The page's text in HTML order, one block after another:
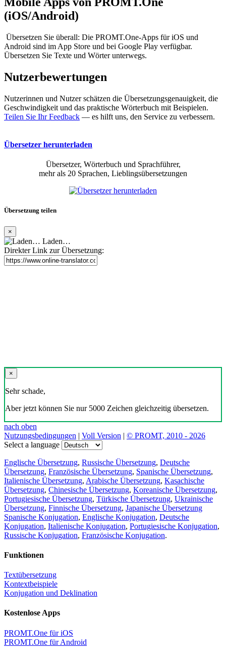
(iOS/Android)
Übersetzen Sie überall: Die PROMT.One-Apps für iOS und
Android sind im App Store und bei Google Play verfügbar.
Übersetzen Sie Texte und Wörter unterwegs.
Nutzerbewertungen
Nutzerinnen und Nutzer schätzen die Übersetzungsgenauigkeit, die
Geschwindigkeit und das praktische Wörterbuch mit Beispielen.
Teilen Sie Ihr Feedback — es hilft uns, den Service zu verbessern.
Übersetzer herunterladen
Übersetzer, Wörterbuch und Sprachführer,
mehr als 20 Sprachen, Lieblingsübersetzungen
Übersetzung teilen
×
Laden…
Direkter Link zur Übersetzung:
×
Sehr schade,
Aber jetzt können Sie nur 5000 Zeichen gleichzeitig übersetzen.
nach oben
Nutzungsbedingungen | Voll Version | © PROMT, 2010 - 2026
Select a language
Englische Übersetzung, Russische Übersetzung, Deutsche
Übersetzung, Französische Übersetzung, Spanische Übersetzung,
Italienische Übersetzung, Arabische Übersetzung, Kasachische
Übersetzung, Chinesische Übersetzung, Koreanische Übersetzung,
Portugiesische Übersetzung, Türkische Übersetzung, Ukrainische
Übersetzung, Finnische Übersetzung, Japanische Übersetzung
Spanische Konjugation, Englische Konjugation, Deutsche
Konjugation, Italienische Konjugation, Portugiesische Konjugation,
Russische Konjugation, Französische Konjugation.
Funktionen
Textübersetzung
Kontextbeispiele
Konjugation und Deklination
Kostenlose Apps
PROMT.One für iOS
PROMT.One für Android